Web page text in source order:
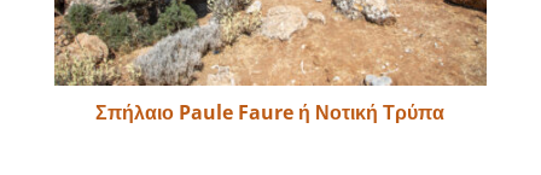
Σπήλαιο Paule Faure ή Νοτική Τρύπα